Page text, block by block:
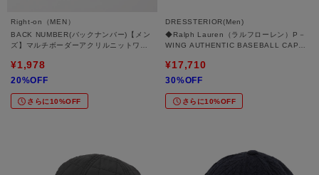
Right-on（MEN）
BACK NUMBER(バックナンバー)【メン
ズ】マルチボーダーアクリルニットワッ
¥1,978
20%OFF
さらに10%OFF
DRESSTERIOR(Men)
◆Ralph Lauren（ラルフローレン）P－
WING AUTHENTIC BASEBALL CAP｜
¥17,710
30%OFF
さらに10%OFF